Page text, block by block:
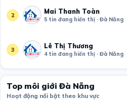
2 Mai Thanh Toàn
5 tin đang hiển thị · Đà Nẵng
3 Lê Thị Thương
4 tin đang hiển thị · Đà Nẵng
Top môi giới Đà Nẵng
Hoạt động nổi bật theo khu vực